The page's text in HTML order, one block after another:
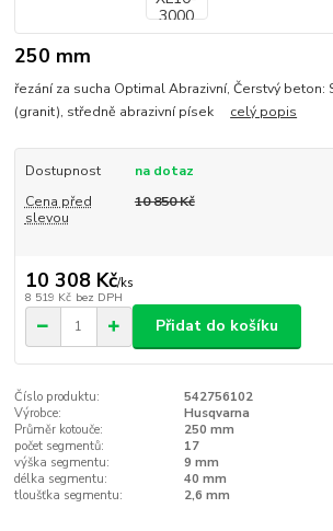
250 mm
řezání za sucha Optimal Abrazivní, Čerstvý
(granit), středně abrazivní písek celý popis
Dostupnost
na dotaz
Cena před
slevou
10 850 Kč
10 308 Kč/ks
8 519 Kč bez DPH
Přidat do košíku
Číslo produktu:
542756102
Výrobce:
Husqvarna
Průměr kotouče:
250 mm
počet segmentů:
17
výška segmentu:
9 mm
délka segmentu:
40 mm
tloušťka segmentu:
2,6 mm